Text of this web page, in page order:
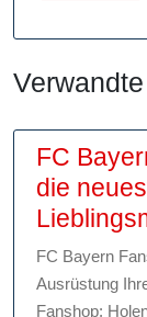
FC
die
FC Bayern
Ausrüstung
Fanshop: